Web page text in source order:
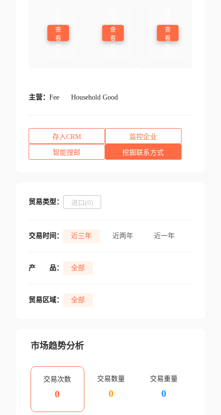
查
看
查
看
查
看
主营： Fee Household Good
存入CRM 监控企业
智能搜邮 挖掘联系方式
贸易类型： 进口(0)
交易时间： 近三年 近两年 近一年
产 品： 全部
贸易区域： 全部
市场趋势分析
交易次数
0
交易数量
0
交易重量
0